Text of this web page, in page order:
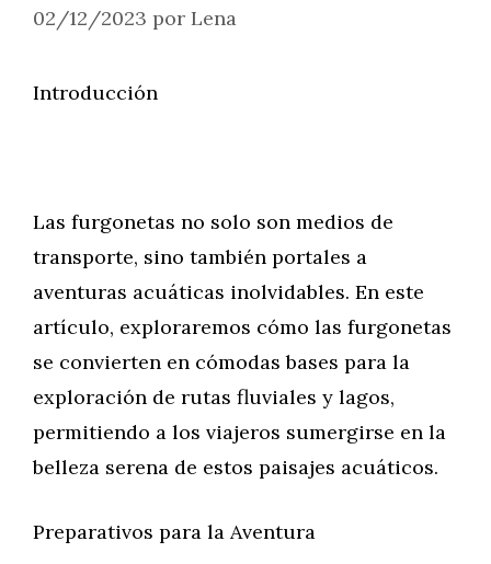
02/12/2023 por Lena
Introducción
Las furgonetas no solo son medios de
transporte, sino también portales a
aventuras acuáticas inolvidables. En este
artículo, exploraremos cómo las furgonetas
se convierten en cómodas bases para la
exploración de rutas fluviales y lagos,
permitiendo a los viajeros sumergirse en la
belleza serena de estos paisajes acuáticos.
Preparativos para la Aventura